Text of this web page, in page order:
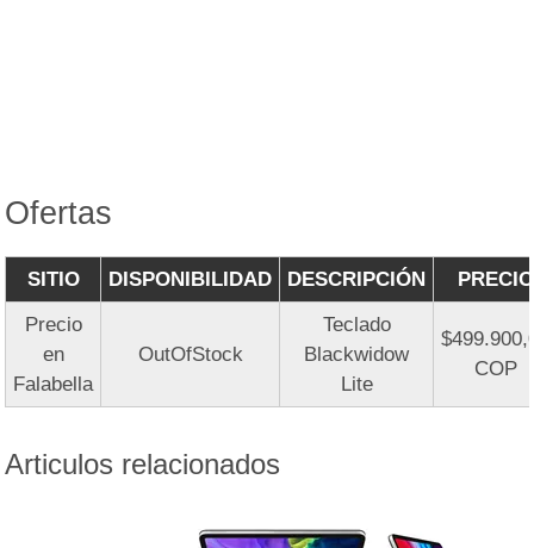
Ofertas
SITIO DISPONIBILIDAD DESCRIPCIÓN
PRECIO
Precio
en
Falabella
OutOfStock
Teclado
Blackwidow
Lite
COP
Articulos relacionados